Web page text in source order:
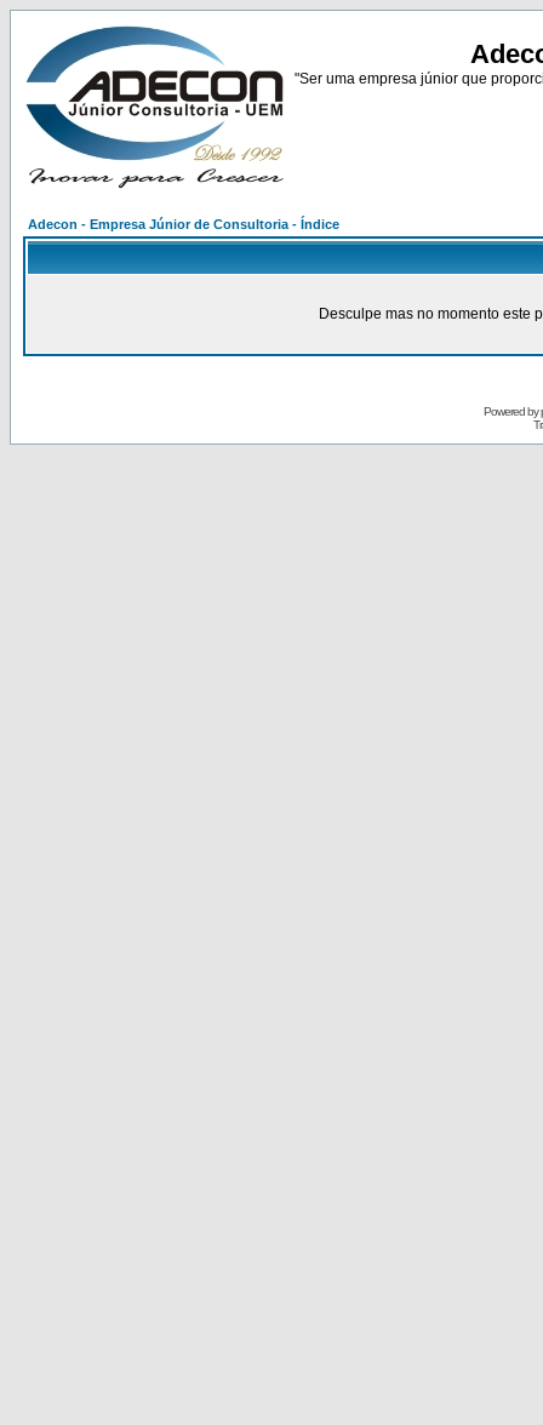
"Ser uma empresa júnior que
Adecon - Empresa Júnior de Consultoria - Índice
Desculpe mas no momento este
Powered by